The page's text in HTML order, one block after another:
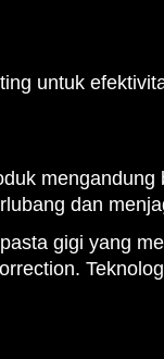
untuk
dan
gigi yang